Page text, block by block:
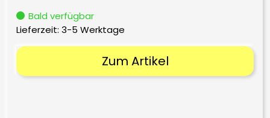
Bald verfügbar
Lieferzeit: 3-5 Werktage
Zum Artikel